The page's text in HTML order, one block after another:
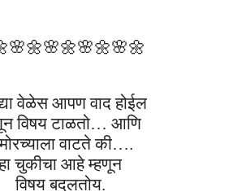
🌸🌼🌸🌼🌸🌼🌸🌼
वेळेस आपण वाद होईल
विषय टाळतो… आणि
वाटते की….
चुकीचा आहे म्हणून
विषय बदलतोय.